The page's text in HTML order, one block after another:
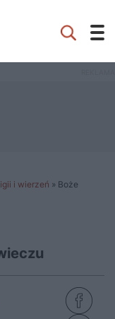
i wierzeń » Boże